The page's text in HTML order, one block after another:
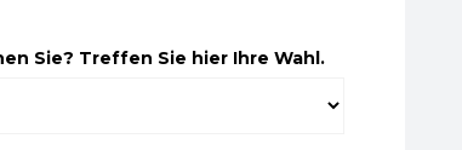
Sie? Treffen Sie hier Ihre Wahl.